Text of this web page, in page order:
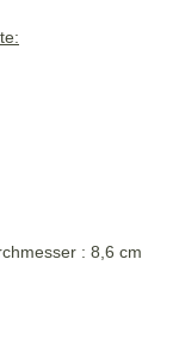
: 8,6 cm